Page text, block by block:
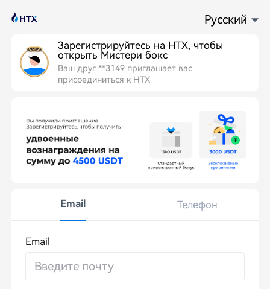
Зарегистрируйтесь на HTX, чтобы
открыть Мистери бокс
Ваш друг **3149 приглашает вас
присоединиться к HTX
Email Телефон
Email